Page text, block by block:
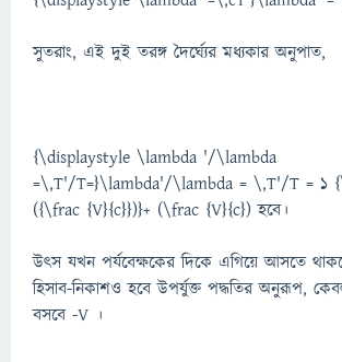
সুতরাং, এই দুই তরঙ্গ দৈর্ঘ্যের মধ্যকার অনুপাত,
{\displaystyle \lambda '/\lambda
=\,T'/T=}\lambda'/\lambda = \,T'/T = 1
({\frac {V}{c}})}+ (\frac {V}{c}) হবে।
উৎস যখন পর্যবেক্ষকের দিকে এগিয়ে আসতে
হিসাব-নিকাশও হবে উপর্যুক্ত পদ্ধতির অনুরূপ,
বসবে -V ।